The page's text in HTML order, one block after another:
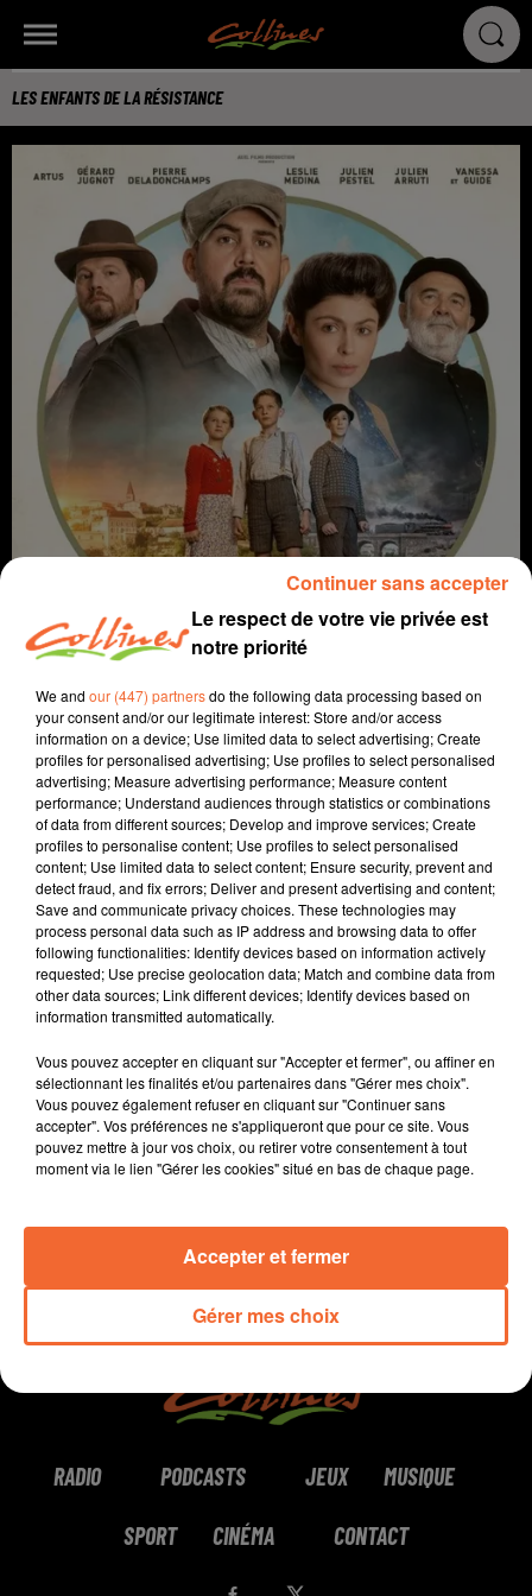
LES ENFANTS DE LA RÉSISTANCE
coup de coeur cinéma
11 février 2026 - 1 min 53 sec
LES ENFANTS DE LA RÉSISTANCE
David Puaud
Coup de coeur cinéma
Chaque mercredi, dans notre Actu Ciné à 17h15,
Morgan Rassinoux, programmateur au Fauteuil Rouge
à Bressuire, vous propose son coup de coeur.
0:00 1 min 53 sec
RADIO PODCASTS JEUX MUSIQUE
SPORT CINÉMA CONTACT
Le respect de votre vie privée est
notre priorité
We and our (447) partnersdo the following data processing based on
your consent and/or our legitimate interest: Store and/or access
information on a device; Use limited data to select advertising; Create
profiles for personalised advertising; Use profiles to select personalised
advertising; Measure advertising performance; Measure content
performance; Understand audiences through statistics or combinations
of data from different sources; Develop and improve services; Create
profiles to personalise content; Use profiles to select personalised
content; Use limited data to select content; Ensure security, prevent and
detect fraud, and fix errors; Deliver and present advertising and content;
Save and communicate privacy choices. These technologies may
process personal data such as IP address and browsing data to offer
following functionalities: Identify devices based on information actively
requested; Use precise geolocation data; Match and combine data from
other data sources; Link different devices; Identify devices based on
information transmitted automatically.
Vous pouvez accepter en cliquant sur "Accepter et fermer", ou affiner en
sélectionnant les finalités et/ou partenaires dans "Gérer mes choix".
Vous pouvez également refuser en cliquant sur "Continuer sans
accepter". Vos préférences ne s'appliqueront que pour ce site. Vous
pouvez mettre à jour vos choix, ou retirer votre consentement à tout
moment via le lien "Gérer les cookies" situé en bas de chaque page.
Gérer mes choix
Accepter et fermer
Continuer sans accepter